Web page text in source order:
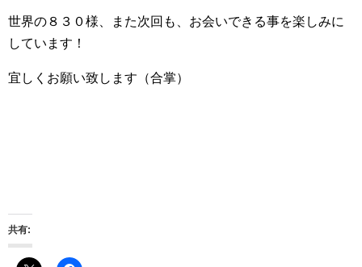
世界の８３０様、また次回も、お会いできる事を楽しみに
しています！
宜しくお願い致します（合掌）
共有: